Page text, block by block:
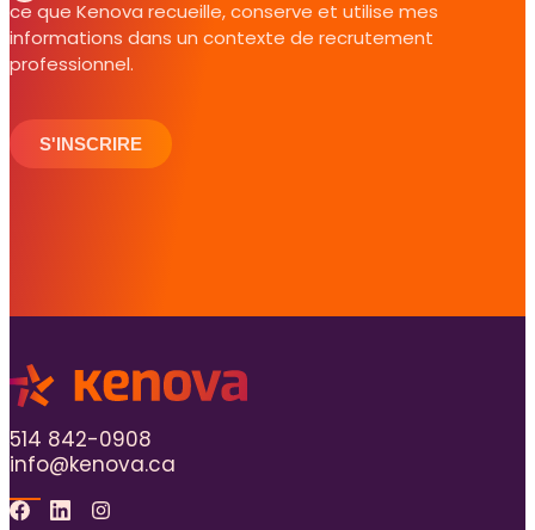
ce que Kenova recueille, conserve et utilise mes
informations dans un contexte de recrutement
professionnel.
S'INSCRIRE
514 842-0908
info@kenova.ca
Facebook
LinkedinInstagram